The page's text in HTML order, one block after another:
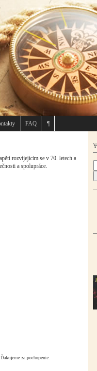
FAQ ¶
rozvíjejícim se v 70. letech a
a spolupráce.
za pochopenie.